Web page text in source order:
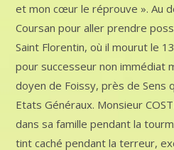
et mon cœur le réprouve ». Au
Coursan pour aller prendre
Saint Florentin, où il mourut le
pour successeur non immédiat
doyen de Foissy, près de Sens
Etats Généraux. Monsieur
dans sa famille pendant la
tint caché pendant la terreur,